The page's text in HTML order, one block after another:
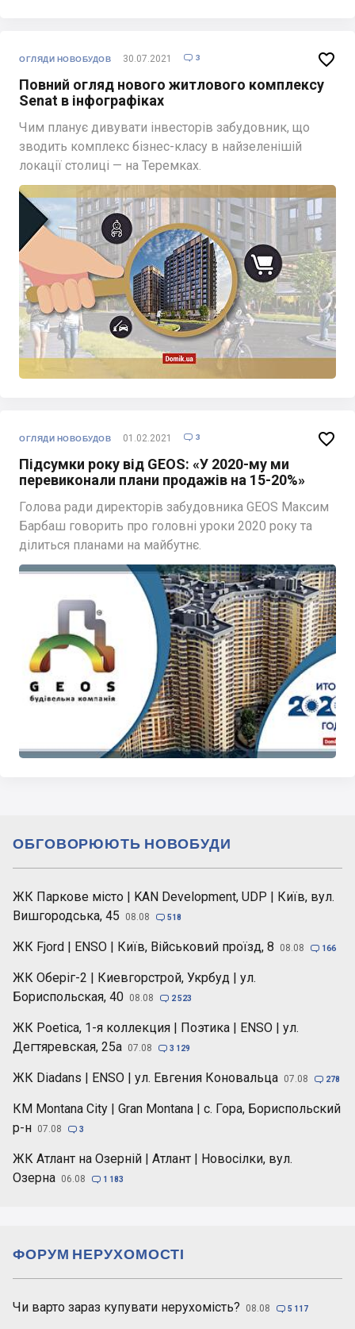
ОГЛЯДИ НОВОБУДОВ 30.07.2021  3
Повний огляд нового житлового комплексу
Senat в інфографіках
Чим планує дивувати інвесторів забудовник, що
зводить комплекс бізнес-класу в найзеленішій
локації столиці — на Теремках.

ОГЛЯДИ НОВОБУДОВ 01.02.2021  3
Підсумки року від GEOS: «У 2020-му ми
перевиконали плани продажів на 15-20%»
Голова ради директорів забудовника GEOS Максим
Барбаш говорить про головні уроки 2020 року та
ділиться планами на майбутнє.

ЖК Паркове місто | KAN Development, UDP | Київ, вул.
Вишгородська, 45
08.08  518
ЖК Fjord | ENSO | Київ, Військовий проїзд, 8 08.08  166
ЖК Оберіг-2 | Киевгорстрой, Укрбуд | ул.
Бориспольская, 40 08.08  2 523
ЖК Poetica, 1-я коллекция | Поэтика | ENSO | ул.
Дегтяревская, 25а 07.08  3 129
ЖК Diadans | ENSO | ул. Евгения Коновальца 07.08  278
КМ Montana City | Gran Montana | с. Гора, Бориспольский
р-н 07.08  3
ЖК Атлант на Озерній | Атлант | Новосілки, вул.
Озерна 06.08  1 183
ОБГОВОРЮЮТЬ НОВОБУДИ
Чи варто зараз купувати нерухомість? 08.08  5 117
ФОРУМ НЕРУХОМОСТІ